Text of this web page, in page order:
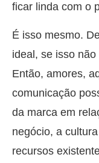
ficar linda com o
É isso mesmo.
ideal, se isso
Então, amores,
comunicação
da marca em
negócio, a
recursos